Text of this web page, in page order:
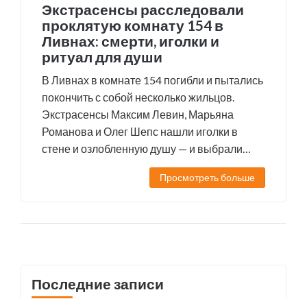
Экстрасенсы расследовали
проклятую комнату 154 в
Ливнах: смерти, иголки и
ритуал для души
В Ливнах в комнате 154 погибли и пытались
покончить с собой несколько жильцов.
Экстрасенсы Максим Левин, Марьяна
Романова и Олег Шепс нашли иголки в
стене и озлобленную душу — и выбрали
ритуал для отправки духа. Теперь комната
Просмотреть больше
Последние записи